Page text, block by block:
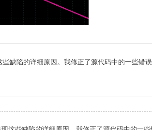
缺陷的详细原因。我修正了源代码中的一些错